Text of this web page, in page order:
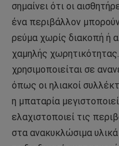
σημαίνει ότι οι
ένα περιβάλλον
ρεύμα χωρίς διακοπή ή
χαμηλής
χρησιμοποιείται σε
όπως οι ηλιακοί
η μπαταρία
ελαχιστοποιεί τις
στα ανακυκλώσιμα